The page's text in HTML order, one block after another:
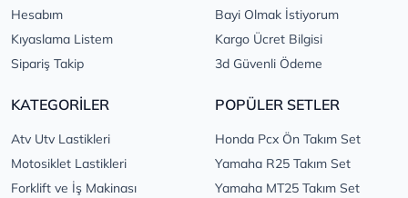
Hesabım
Kıyaslama Listem
Sipariş Takip
Bayi Olmak İstiyorum
Kargo Ücret Bilgisi
3d Güvenli Ödeme
KATEGORİLER
Atv Utv Lastikleri
Motosiklet Lastikleri
Forklift ve İş Makinası
POPÜLER SETLER
Honda Pcx Ön Takım Set
Yamaha R25 Takım Set
Yamaha MT25 Takım Set